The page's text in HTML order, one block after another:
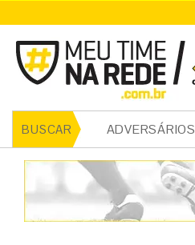
BUSCAR ADVERSÁRIOS